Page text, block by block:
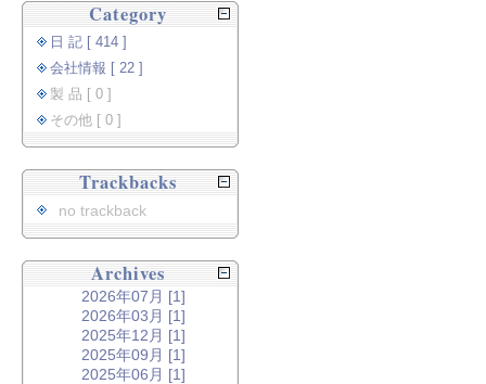
Category
日 記 [ 414 ]
会社情報 [ 22 ]
製 品 [ 0 ]
その他 [ 0 ]
Trackbacks
no trackback
Archives
2026年07月 [1]
2026年03月 [1]
2025年12月 [1]
2025年09月 [1]
2025年06月 [1]